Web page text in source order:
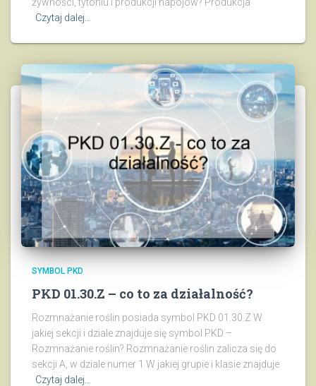
Czytaj dalej…
SYMBOL PKD
PKD 01.30.Z – co to za działalność?
Rozmnażanie roślin posiada symbol PKD 01.30.Z W
jakiej sekcji i dziale znajduje się symbol PKD –
Rozmnażanie roślin? Rozmnażanie roślin zalicza się do
sekcji A, w dziale numer 1 W jakiej grupie i klasie znajduje
Czytaj dalej…